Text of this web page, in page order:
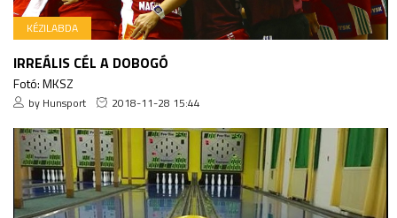
KÉZILABDA
IRREÁLIS CÉL A DOBOGÓ
Fotó: MKSZ
by Hunsport 2018-11-28 15:44